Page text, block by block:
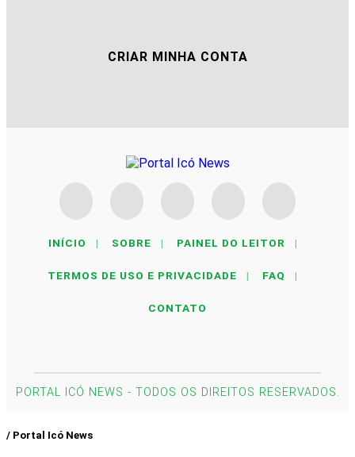
CRIAR MINHA CONTA
INÍCIO | SOBRE | PAINEL DO LEITOR |
TERMOS DE USO E PRIVACIDADE | FAQ |
CONTATO
PORTAL ICÓ NEWS - TODOS OS DIREITOS RESERVADOS.
/ Portal Icó News